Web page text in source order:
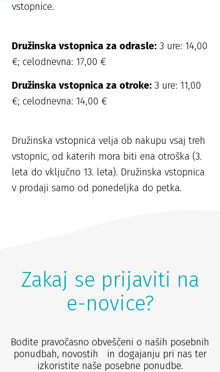
vstopnice.
Družinska vstopnica za odrasle: 3 ure: 14,00
€; celodnevna: 17,00 €
Družinska vstopnica za otroke: 3 ure: 11,00
€; celodnevna: 14,00 €
Družinska vstopnica velja ob nakupu vsaj treh
vstopnic, od katerih mora biti ena otroška (3.
leta do vključno 13. leta). Družinska vstopnica
v prodaji samo od ponedeljka do petka.
Zakaj se prijaviti na
e-novice?
Bodite pravočasno obveščeni o naših posebnih
ponudbah, novostih in dogajanju pri nas ter
izkoristite naše posebne ponudbe.